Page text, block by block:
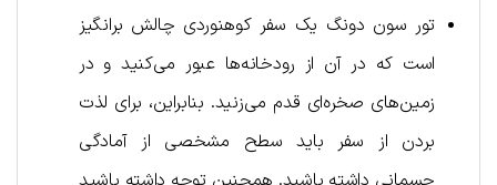
تور سون دونگ یک سفر کوهنوردی چالش برانگیز
است که در آن از رودخانه‌ها عبور می‌کنید و در
زمین‌های صخره‌ای قدم می‌زنید. بنابراین، برای لذت
بردن از سفر باید سطح مشخصی از آمادگی